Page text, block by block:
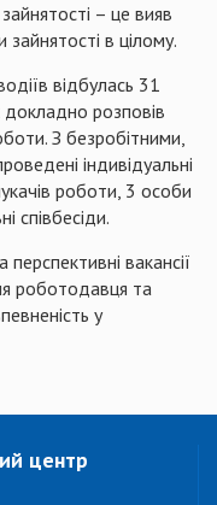
– це вияв
в цілому.
відбулась 31
розповів
З безробітними,
індивідуальні
роботи, 3 особи
співбесіди.
вакансії
роботодавця та
у
центр